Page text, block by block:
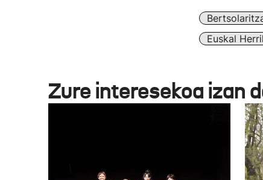
Euskal
Zure interesekoa izan